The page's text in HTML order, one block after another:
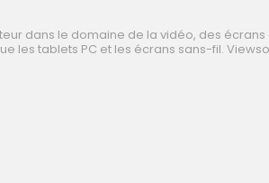
dans le domaine de la vidéo, des écrans
les tablets PC et les écrans sans-fil.